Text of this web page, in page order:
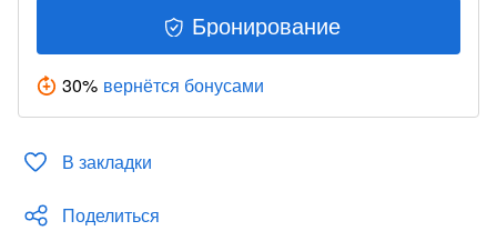
Бронирование
30% вернётся бонусами
В закладки
Поделиться